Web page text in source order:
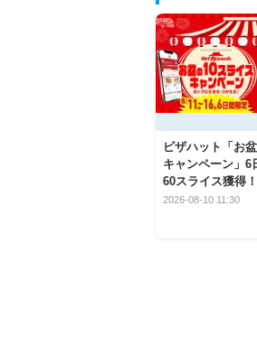
ピザハット「お
キャンペーン」6
60スライス獲得
ト活用術を紹介
2026-08-10 11:30